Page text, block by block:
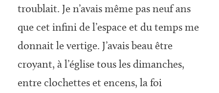
troublait. Je n’avais même pas neuf ans
que cet infini de l’espace et du temps me
donnait le vertige. J’avais beau être
croyant, à l’église tous les dimanches,
entre clochettes et encens, la foi